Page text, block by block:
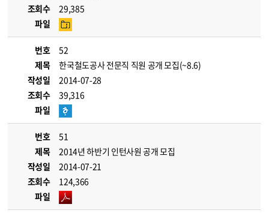
조회수
29,385
파일
번호
52
제목
한국철도공사 전문직 직원 공개 모집(~8.6)
작성일
2014-07-28
조회수
39,316
파일
번호
51
제목
2014년 하반기 인턴사원 공개 모집
작성일
2014-07-21
조회수
124,366
파일